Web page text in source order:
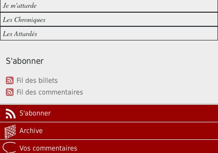
Je m'attarde
Les Chroniques
Les Attardés
S'abonner
Fil des billets
Fil des commentaires
S'abonner
Archive
Vos commentaires